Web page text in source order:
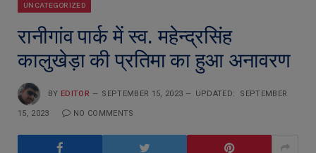
UNCATEGORIZED
रानीगांव पार्क में स्व. महेन्द्रसिंह
कालुखेड़ा की प्रतिमा का हुआ अनावरण
BY EDITOR SEPTEMBER 15, 2023 UPDATED: SEPTEMBER
15, 2023 NO COMMENTS